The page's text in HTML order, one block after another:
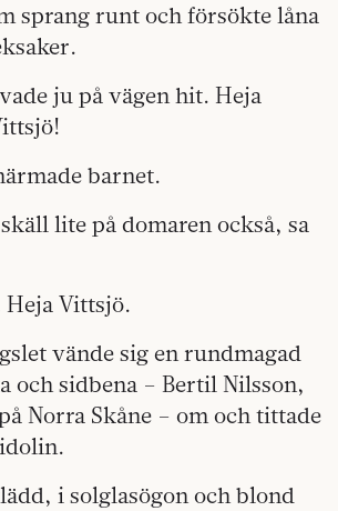
sprang runt och försökte låna
ju på vägen hit. Heja
barnet.
lite på domaren också, sa
Heja Vittsjö.
vände sig en rundmagad
och sidbena – Bertil Nilsson,
Norra Skåne – om och tittade
i solglasögon och blond